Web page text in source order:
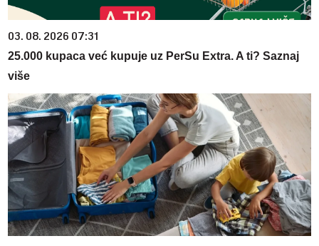
03. 08. 2026 07:31
25.000 kupaca već kupuje uz PerSu Extra. A ti? Saznaj
više